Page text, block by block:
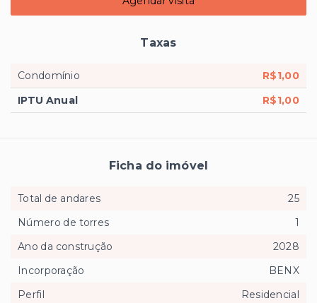
Taxas
Condomínio
R$1,00
IPTU Anual
R$1,00
Ficha do imóvel
Total de andares
25
Número de torres
1
Ano da construção
2028
Incorporação
BENX
Perfil
Residencial